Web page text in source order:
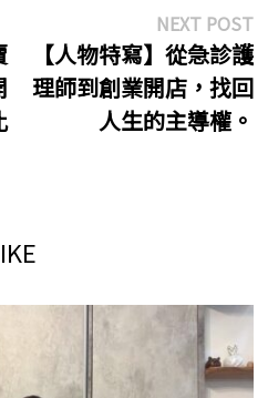
NEXT POST
【人物特寫】從急診護
理師到創業開店，找回
人生的主導權。